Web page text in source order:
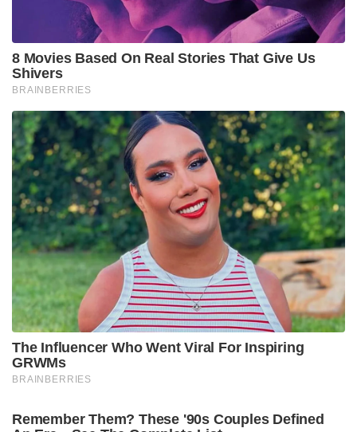
8 Movies Based On Real Stories That Give Us
Shivers
BRAINBERRIES
The Influencer Who Went Viral For Inspiring
GRWMs
BRAINBERRIES
Remember Them? These '90s Couples Defined